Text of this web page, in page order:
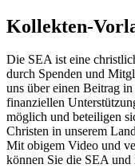
Kollekten-
Die SEA ist eine
durch Spenden und
uns über einen Beitrag
finanziellen
möglich und beteiligen
Christen in unserem
Mit obigem Video und
können Sie die SEA